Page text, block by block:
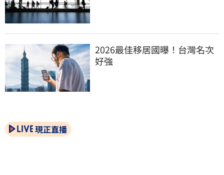
2026最佳移居國曝！台灣名次
好強
現正直播